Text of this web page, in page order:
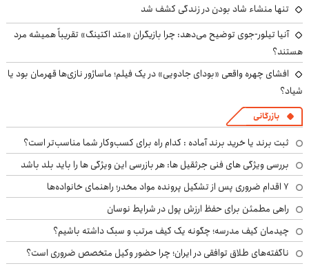
تنها منشاء شاد بودن در زندگی کشف شد
آنیا تیلور-جوی توضیح می‌دهد: چرا بازیگران «متد اکتینگ» تقریباً همیشه مرد
هستند؟
افشای چهره واقعی «بودای جادویی» در یک فیلم؛ ماساژور نازی‌ها قهرمان بود یا
شیاد؟
بازرگانی
ثبت برند یا خرید برند آماده : کدام راه برای کسب‌وکار شما مناسب‌تر است؟
بررسی ویژگی های فنی جرثقیل ها: هر بازرسی این ویژگی ها را باید بلد باشد
۷ اقدام ضروری پس از تشکیل پرونده مواد مخدر؛ راهنمای خانواده‌ها
راهی مطمئن برای حفظ ارزش پول در شرایط نوسان
چیدمان کیف مدرسه؛ چگونه یک کیف مرتب و سبک داشته باشیم؟
ناگفته‌های طلاق توافقی در ایران؛ چرا حضور وکیل متخصص ضروری است؟